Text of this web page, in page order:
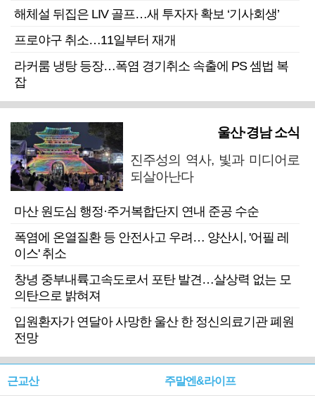
해체설 뒤집은 LIV 골프…새 투자자 확보 ‘기사회생’
프로야구 취소…11일부터 재개
라커룸 냉탕 등장…폭염 경기취소 속출에 PS 셈법 복
잡
울산·경남 소식
진주성의 역사, 빛과 미디어로
되살아난다
마산 원도심 행정·주거복합단지 연내 준공 수순
폭염에 온열질환 등 안전사고 우려… 양산시, '어필 레
이스' 취소
창녕 중부내륙고속도로서 포탄 발견…살상력 없는 모
의탄으로 밝혀져
입원환자가 연달아 사망한 울산 한 정신의료기관 폐원
전망
근교산 주말엔&라이프